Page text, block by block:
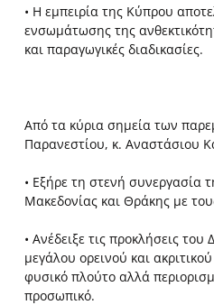
• Η εμπειρία της Κύπρου
ενσωμάτωσης της
και παραγωγικές διαδικασίες.
Από τα κύρια σημεία των
Παρανεστίου, κ. Αναστάσιου
• Εξήρε τη στενή συνεργασία
Μακεδονίας και Θράκης με
• Ανέδειξε τις προκλήσεις
μεγάλου ορεινού και
φυσικό πλούτο αλλά
προσωπικό.